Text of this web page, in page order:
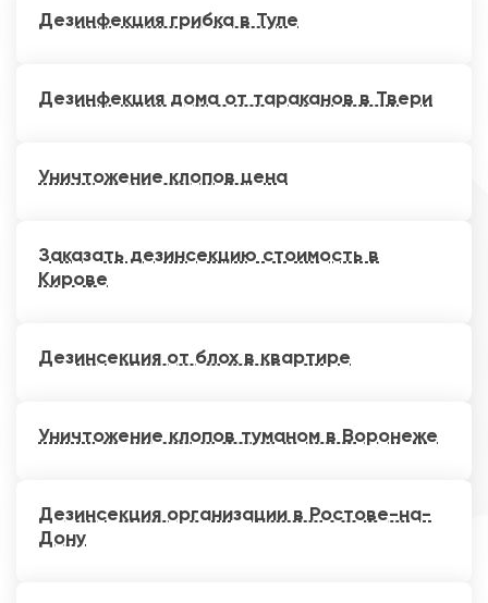
Дезинфекция грибка в Туле
Дезинфекция дома от тараканов в Твери
Уничтожение клопов цена
Заказать дезинсекцию стоимость в
Кирове
Дезинсекция от блох в квартире
Уничтожение клопов туманом в Воронеже
Дезинсекция организации в Ростове-на-
Дону